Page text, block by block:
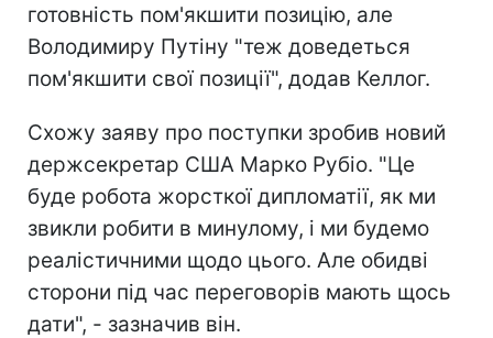
готовність пом'якшити позицію, але
Володимиру Путіну "теж доведеться
пом'якшити свої позиції", додав Келлог.
Схожу заяву про поступки зробив новий
держсекретар США Марко Рубіо. "Це
буде робота жорсткої дипломатії, як ми
звикли робити в минулому, і ми будемо
реалістичними щодо цього. Але обидві
сторони під час переговорів мають щось
дати", - зазначив він.